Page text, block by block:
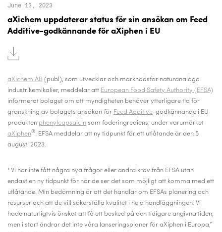
June 13, 2023
aXichem uppdaterar status för sin ansökan om Feed
Additive-godkännande för aXiphen i EU
aXichem AB (publ), som utvecklar och marknadsför naturanaloga
industrikemikalier, meddelar att European Food Safety Authority (EFSA)
informerat bolaget om att myndigheten behöver ytterligare tid för
granskning av bolagets ansökan för Feed Additive-godkännande i EU
produkten phenylcapsaicin som foderingrediens, under varumärket
aXiphen®. EFSA meddelar att ny tidpunkt för ett utlåtande är den 5
augusti 2023.
" Vi har inte fått några nya frågor eller andra krav från EFSA utan
endast en ny tidpunkt för när de ser det som möjligt att komma med ett
utlåtande. Min bedömning är att det handlar om EFSAs planering och
resurser och att de vill säkerställa kvalitet i hela handläggningen. Vi
hade naturligtvis önskat att få ett besked på den tidigare angivna tiden,
men i stort ändrar det inte våra lanseringsplaner för aXiphen i Europa,”